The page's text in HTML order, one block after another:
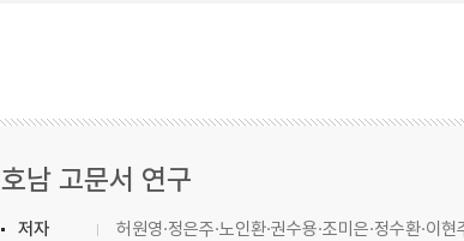
호남 고문서 연구
저자
허원영·정은주·노인환·권수용·조미은·정수환·이현